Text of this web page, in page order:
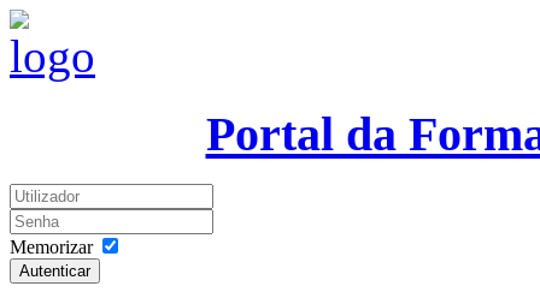
Portal da
Memorizar
Autenticar